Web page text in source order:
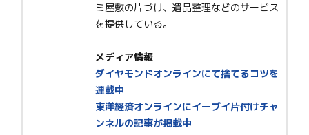
ミ屋敷の片づけ、遺品整理などのサービス
を提供している。
メディア情報
ダイヤモンドオンラインにて捨てるコツを
連載中
東洋経済オンラインにイーブイ片付けチャ
ンネルの記事が掲載中